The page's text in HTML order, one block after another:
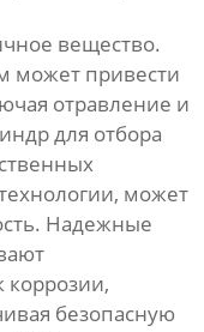
вещество.
может привести
отравление и
для отбора
может
Надежные
коррозии,
безопасную